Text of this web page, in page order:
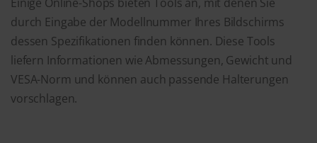
Einige Online-Shops bieten Tools an, mit denen Sie
durch Eingabe der Modellnummer Ihres Bildschirms
dessen Spezifikationen finden können. Diese Tools
liefern Informationen wie Abmessungen, Gewicht und
VESA-Norm und können auch passende Halterungen
vorschlagen.